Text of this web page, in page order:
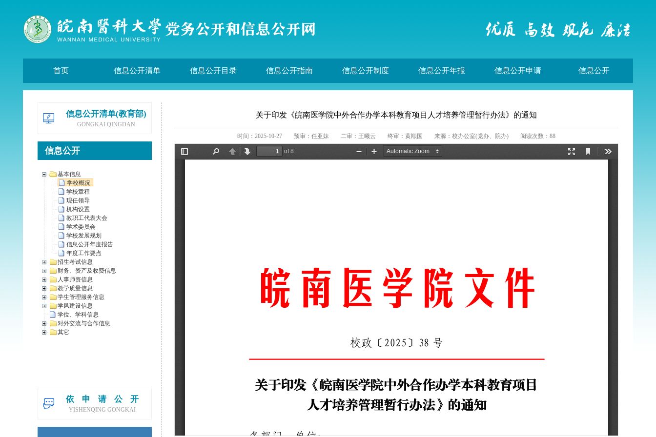
首页 信息公开清单 信息公开目录 信息公开指南 信息公开制度 信息公开年报 信息公开申请 信息公开
信息公开清单(教育部)
GONGKAI QINGDAN
信息公开
基本信息
学校概况
学校章程
现任领导
机构设置
教职工代表大会
学术委员会
学校发展规划
信息公开年度报告
年度工作要点
招生考试信息
财务、资产及收费信息
人事师资信息
教学质量信息
学生管理服务信息
学风建设信息
学位、学科信息
对外交流与合作信息
其它
依申请公开
YISHENQING GONGKAI
关于印发《皖南医学院中外合作办学本科教育项目人才培养管理暂行办法》的通知
时间：2025-10-27 预审：任亚妹 二审：王曦云 终审：黄顺国 来源：校办公室(党办、院办) 阅读次数： 88